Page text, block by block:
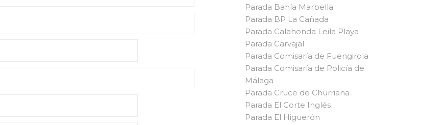
Parada Bahía Marbella
Parada BP La Cañada
Parada Calahonda Leila Playa
Parada Carvajal
Parada Comisaría de Fuengirola
Parada Comisaría de Policía de
Málaga
Parada Cruce de Churriana
Parada El Corte Inglés
Parada El Higuerón